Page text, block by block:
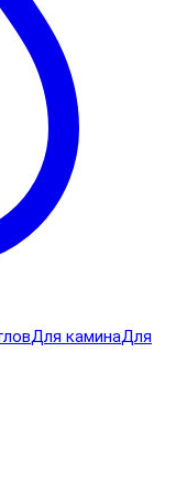
Для каминаДля